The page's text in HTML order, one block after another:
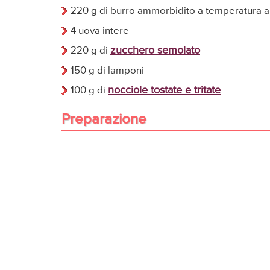
220 g di burro ammorbidito a temperatura
4 uova intere
220 g di zucchero semolato
150 g di lamponi
100 g di nocciole tostate e tritate
Preparazione